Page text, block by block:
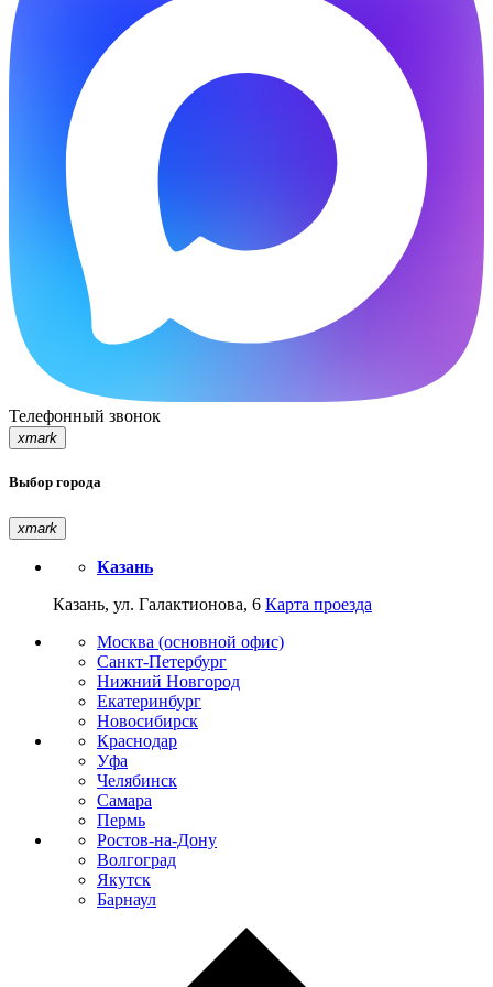
Телефонный звонок
xmark
Выбор города
xmark
Казань
Казань, ул. Галактионова, 6 Карта проезда
Москва (основной офис)
Санкт-Петербург
Нижний Новгород
Екатеринбург
Новосибирск
Краснодар
Уфа
Челябинск
Самара
Пермь
Ростов-на-Дону
Волгоград
Якутск
Барнаул